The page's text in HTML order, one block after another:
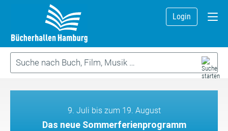
Login
9. Juli bis zum 19. August
Das neue Sommerferienprogramm